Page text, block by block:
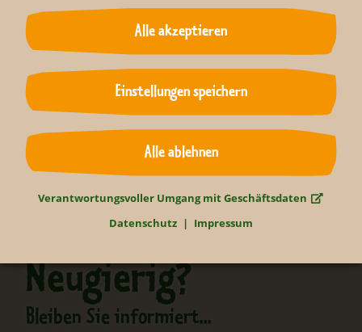
den Alltag hinter den Kulissen eines der renommiertesten
Zoologischen Gärten Europas.
Zurück
Neugierig?
Bleiben Sie informiert...
Alle akzeptieren
Einstellungen speichern
Alle ablehnen
Verantwortungsvoller Umgang mit Geschäftsdaten
Datenschutz
Impressum